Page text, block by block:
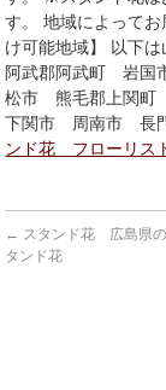
す。 地域によって
け可能地域】 以下
阿武郡阿武町 岩
松市 熊毛郡上関町
下関市 周南市 長
ンド花 フローリス
← スタンド花 広島県
タンド花